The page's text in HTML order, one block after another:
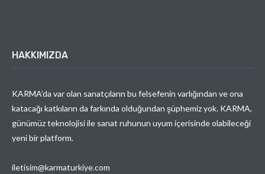
HAKKIMIZDA
KARMA’da var olan sanatçıların bu felsefenin varlığından ve ona
katacağı katkıların da farkında olduğundan şüphemiz yok. KARMA,
günümüz teknolojisi ile sanat ruhunun uyum içerisinde olabileceği
yeni bir platform.
iletisim@karmaturkiye.com